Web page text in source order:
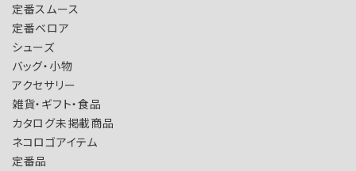
定番スムース
定番ベロア
シューズ
バッグ・小物
アクセサリー
雑貨・ギフト・食品
カタログ未掲載商品
ネコロゴアイテム
定番品